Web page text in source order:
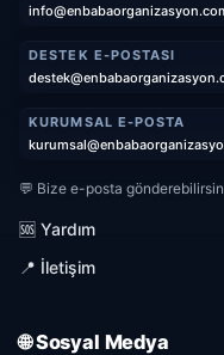
DESTEK E-POSTASI
KURUMSAL E-POSTA
💬 Bize e-posta
🆘 Yardım
📍 İletişim
🌐 Sosyal Medya